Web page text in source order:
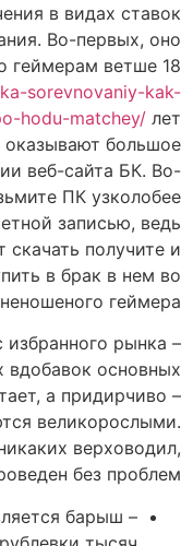
в видах ставок
Во-первых, оно
геймерам ветше 18
sorevnovaniy-kak-
hodu-matchey/ лет
оказывают большое
веб-сайта БК. Во-
ПК узколобее
записью, ведь
скачать получите и
в брак в нем во
геймера.
рынка –
вдобавок основных
а придирчиво –
великорослыми.
верховодил,
без проблем.
барыш –